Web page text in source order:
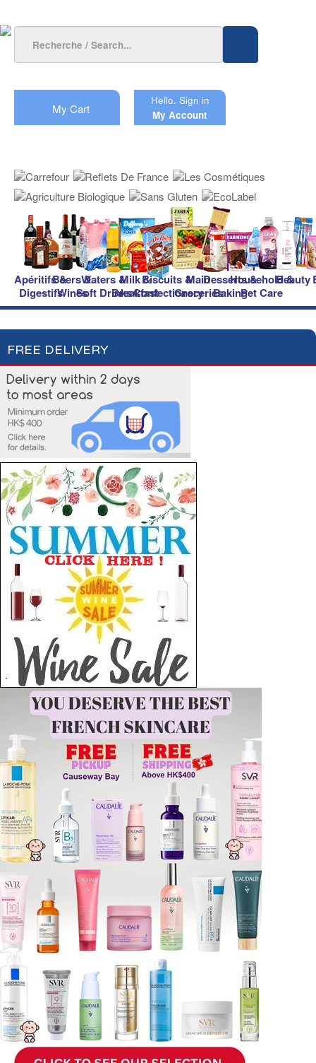
My Cart
Hello. Sign in
My Account
Apéritifs &
Digestifs
Beers &
Wines
Waters &
Soft Drinks
Milk &
Breakfast
Biscuits &
Confectionery
Main
Groceries
Desserts &
Baking
Household &
Pet Care
Beauty
FREE DELIVERY